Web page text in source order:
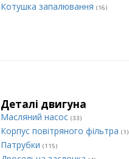
Котушка запалювання (16)
Деталі двигуна
Масляний насос (33)
Корпус повітряного фільтра (1)
Патрубки (115)